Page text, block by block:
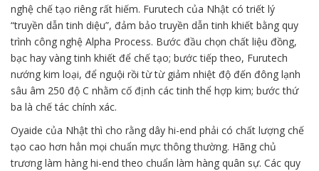
nghệ chế tạo riêng rất hiếm. Furutech của Nhật có triết lý
“truyền dẫn tinh diệu”, đảm bảo truyền dẫn tinh khiết bằng quy
trình công nghệ Alpha Process. Bước đầu chọn chất liệu đồng,
bạc hay vàng tinh khiết để chế tạo; bước tiếp theo, Furutech
nướng kim loại, để nguội rồi từ từ giảm nhiệt độ đến đông lạnh
sâu âm 250 độ C nhằm cố định các tinh thể hợp kim; bước thứ
ba là chế tác chính xác.
Oyaide của Nhật thì cho rằng dây hi-end phải có chất lượng chế
tạo cao hơn hẳn mọi chuẩn mực thông thường. Hãng chủ
trương làm hàng hi-end theo chuẩn làm hàng quân sự. Các quy